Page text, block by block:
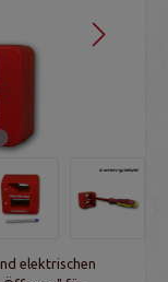
elektrischen